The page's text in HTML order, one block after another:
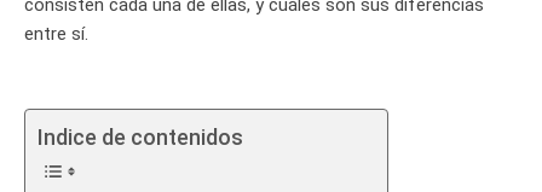
consisten cada una de ellas, y cuáles son sus diferencias
entre sí.
Indice de contenidos